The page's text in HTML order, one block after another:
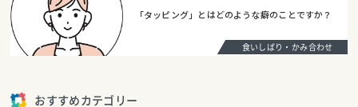
「タッピング」とはどのような癖のことですか？
食いしばり・かみ合わせ
おすすめカテゴリー